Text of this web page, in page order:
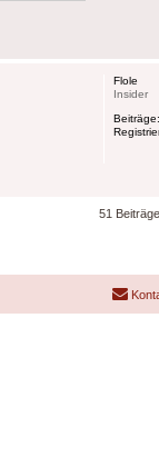
Flole
Insider
Beiträge:
51 Beiträge